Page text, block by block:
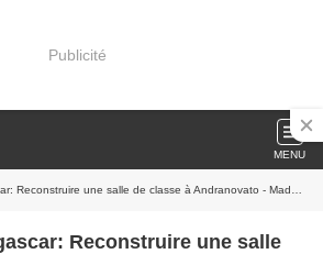
Publicité
MENU
Reconstruire une salle de classe à Andranovato - Madagascar
Reconstruire une salle